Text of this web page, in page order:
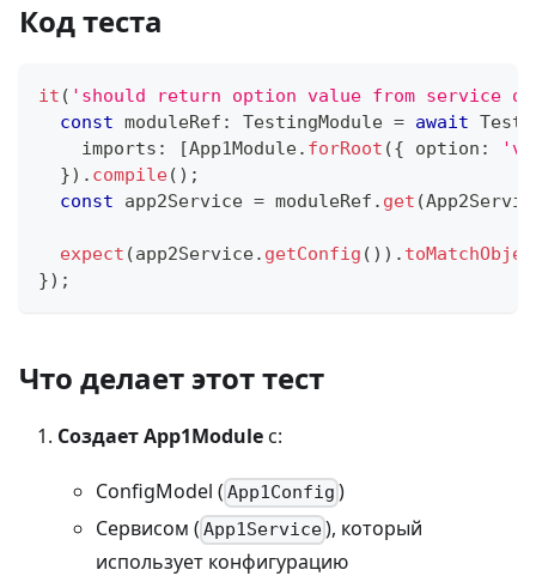
Код теста
it ( 'should return option value from service
const moduleRef : TestingModule = await Test
    imports
: [App1Module. forRoot ({ option :
}) . compile( ) ;
const app2Service = moduleRef . get (
expect (app2Service. getConfig ( ) ) .
}) ;
Что делает этот тест
Создает App1Moduleс:
ConfigModel ( App1Config )
Сервисом ( App1Service), который
использует конфигурацию